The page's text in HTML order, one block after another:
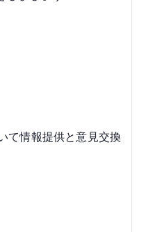
て情報提供と意見交換